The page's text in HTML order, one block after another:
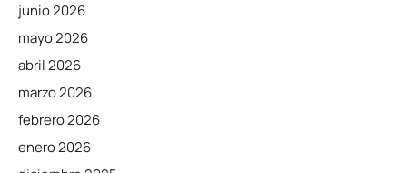
junio 2026
mayo 2026
abril 2026
marzo 2026
febrero 2026
enero 2026